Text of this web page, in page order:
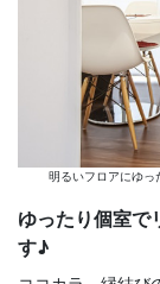
明るいフロアにゆっ
ゆったり個室で
す♪